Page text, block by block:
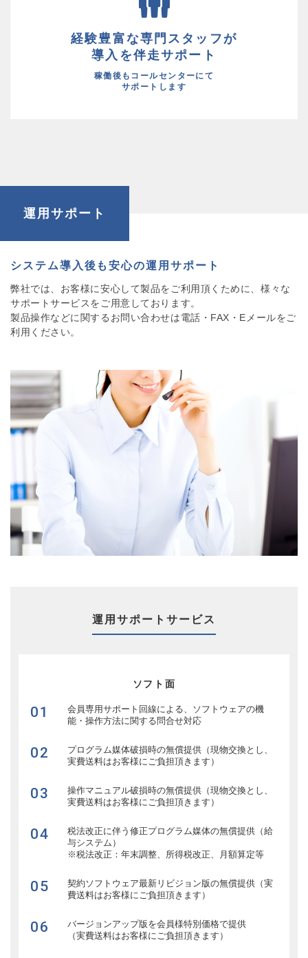
経験豊富な専門スタッフが
導入を伴走サポート
稼働後もコールセンターにて
サポートします
運用サポート
システム導入後も安心の運用サポート
弊社では、お客様に安心して製品をご利用頂くために、様々な
サポートサービスをご用意しております。
製品操作などに関するお問い合わせは電話・FAX・Eメールをご
利用ください。
運用サポートサービス
ソフト面
01
会員専用サポート回線による、ソフトウェアの機
能・操作方法に関する問合せ対応
02
プログラム媒体破損時の無償提供（現物交換とし、
実費送料はお客様にご負担頂きます）
03
操作マニュアル破損時の無償提供（現物交換とし、
実費送料はお客様にご負担頂きます）
04
税法改正に伴う修正プログラム媒体の無償提供（給
与システム）
※税法改正：年末調整、所得税改正、月額算定等
05
契約ソフトウェア最新リビジョン版の無償提供（実
費送料はお客様にご負担頂きます）
06
バージョンアップ版を会員様特別価格で提供
（実費送料はお客様にご負担頂きます）